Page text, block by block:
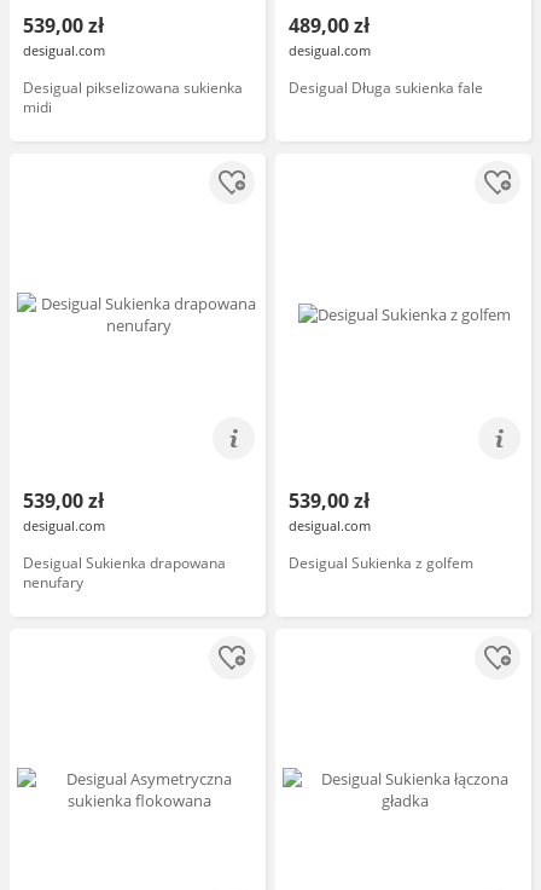
539,00 zł
desigual.com
Desigual pikselizowana sukienka
midi
489,00 zł
desigual.com
Desigual Długa sukienka fale
539,00 zł
desigual.com
Desigual Sukienka drapowana
nenufary
539,00 zł
desigual.com
Desigual Sukienka z golfem